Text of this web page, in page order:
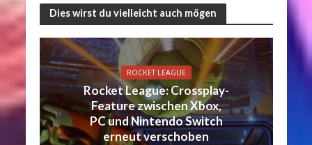
Dies wirst du vielleicht auch mögen
ROCKET LEAGUE
Rocket League: Crossplay-
Feature zwischen Xbox,
PC und Nintendo Switch
erneut verschoben